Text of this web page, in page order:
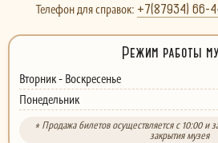
Телефон для справок: +7(87934) 66-
Режим работы
Вторник - Воскресенье
Понедельник
* Продажа билетов осуществляется с 10:00 и
закрытия музея